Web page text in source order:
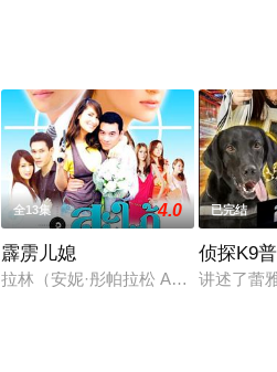
Faculty of Communications and
全13集 4.0
霹雳儿媳
拉林（安妮·彤帕拉松 Anne
已完结
侦探K9
讲述了蕾